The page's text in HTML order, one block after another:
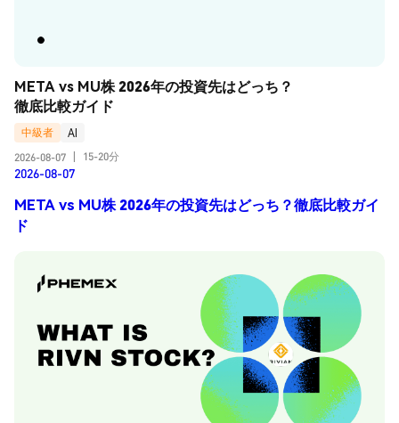
META vs MU株 2026年の投資先はどっち？
徹底比較ガイド
中級者
AI
2026-08-07
15-20分
2026-08-07
META vs MU株 2026年の投資先はどっち？徹底比較ガイ
ド